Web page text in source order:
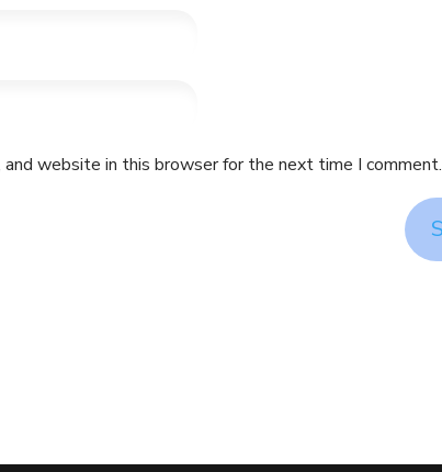
and website in this browser for the next time I comment.